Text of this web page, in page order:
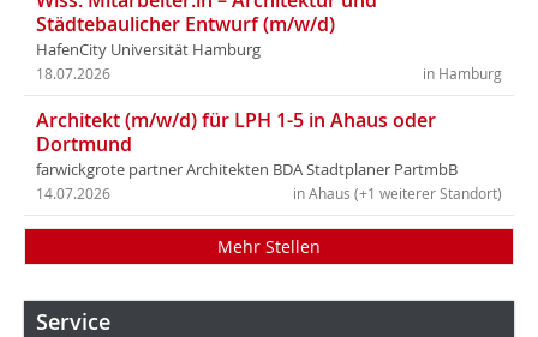
Städtebaulicher Entwurf (m/w/d)
HafenCity Universität Hamburg
in Hamburg
18.07.2026
Architekt (m/w/d) für LPH 1-5 in Ahaus oder
Dortmund
farwickgrote partner Architekten BDA Stadtplaner PartmbB
in Ahaus (+1 weiterer Standort)
14.07.2026
Mehr Stellen
Service